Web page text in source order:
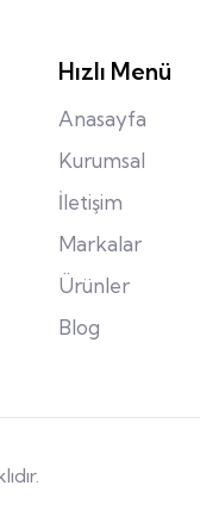
Hızlı Menü
Anasayfa
Kurumsal
İletişim
Markalar
Ürünler
Blog